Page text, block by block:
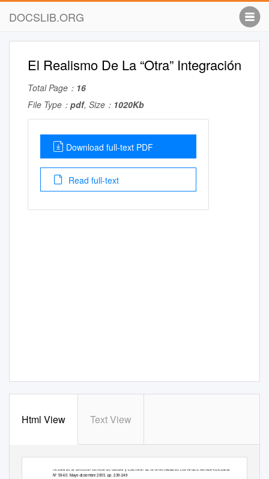
DOCSLIB.ORG
El Realismo De La “Otra” Integración
Total Page： 16
File Type： pdf, Size： 1020Kb
Download full-text PDF
Read full-text
Html View Text View
Revista de la Dirección General de Cultura y Extensión de la Universidad de Los Andes. Mérida-Venezuela
Nº 59-60. Mayo-diciembre 2005. pp. 239-249